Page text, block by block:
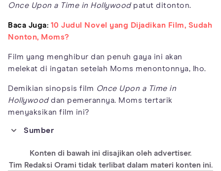
Once Upon a Time in Hollywoodpatut ditonton.
Baca Juga: 10 Judul Novel yang Dijadikan Film, Sudah
Nonton, Moms?
Film yang menghibur dan penuh gaya ini akan
melekat di ingatan setelah Moms menontonnya, lho.
Demikian sinopsis film Once Upon a Time in
Hollywooddan pemerannya. Moms tertarik
menyaksikan film ini?
Sumber
https://www.rottentomatoes.com/m/once_upon_a_time_in_holl
ywood
Konten di bawah ini disajikan oleh advertiser.
Tim Redaksi Orami tidak terlibat dalam materi konten ini.